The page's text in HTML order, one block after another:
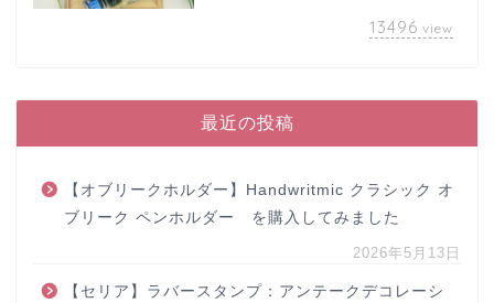
13496 view
最近の投稿
【オブリークホルダー】Handwritmic クラシック オ
ブリーク ペンホルダー を購入してみました
2026年5月13日
【セリア】ラバースタンプ：アンテークデコレーシ